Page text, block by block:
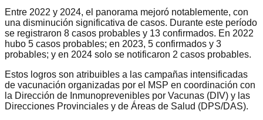
Entre 2022 y 2024, el panorama mejoró notablemente, con
una disminución significativa de casos. Durante este período
se registraron 8 casos probables y 13 confirmados. En 2022
hubo 5 casos probables; en 2023, 5 confirmados y 3
probables; y en 2024 solo se notificaron 2 casos probables.
Estos logros son atribuibles a las campañas intensificadas
de vacunación organizadas por el MSP en coordinación con
la Dirección de Inmunoprevenibles por Vacunas (DIV) y las
Direcciones Provinciales y de Áreas de Salud (DPS/DAS).